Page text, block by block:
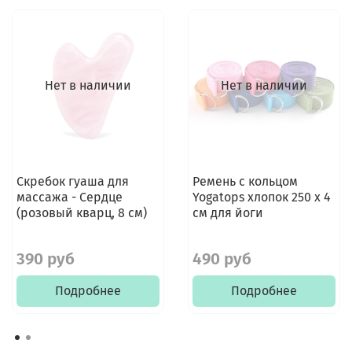
Нет в наличии
Скребок гуаша для
массажа - Сердце
(розовый кварц, 8 см)
390 руб
Подробнее
Нет в наличии
Ремень с кольцом
Yogatops хлопок 250 х 4
см для йоги
490 руб
Подробнее